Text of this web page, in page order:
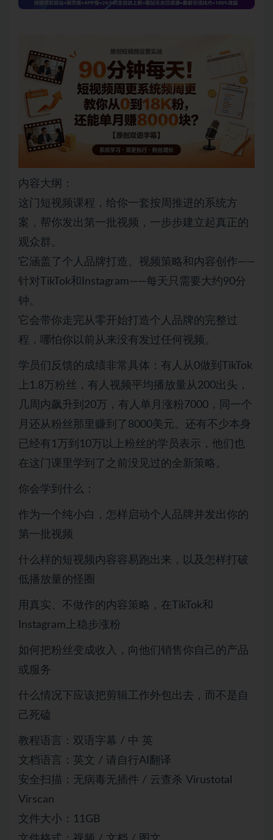
内容大纲：
这门短视频课程，给你一套按周推进的系统方
案，帮你发出第一批视频，一步步建立起真正的
观众群。
它涵盖了个人品牌打造、视频策略和内容创作——
针对TikTok和Instagram——每天只需要大约90分
钟。
它会带你走完从零开始打造个人品牌的完整过
程，哪怕你以前从来没有发过任何视频。
学员们反馈的成绩非常具体：有人从0做到TikTok
上1.8万粉丝，有人视频平均播放量从200出头，
几周内飙升到20万，有人单月涨粉7000，同一个
月还从粉丝那里赚到了8000美元。还有不少本身
已经有1万到10万以上粉丝的学员表示，他们也
在这门课里学到了之前没见过的全新策略。
你会学到什么：
作为一个纯小白，怎样启动个人品牌并发出你的
第一批视频
什么样的短视频内容容易跑出来，以及怎样打破
低播放量的怪圈
用真实、不做作的内容策略，在TikTok和
Instagram上稳步涨粉
如何把粉丝变成收入，向他们销售你自己的产品
或服务
什么情况下应该把剪辑工作外包出去，而不是自
己死磕
教程语言：双语字幕 / 中 英
文档语言：英文 / 请自行AI翻译
安全扫描：无病毒无插件 / 云查杀 Virustotal
Virscan
文件大小：11GB